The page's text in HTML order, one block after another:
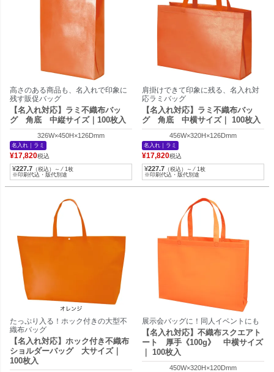
高さのある商品も、名入れで印象に
残す販促バッグ
【名入れ対応】ラミ不織布バッ
グ 角底 中縦サイズ｜100枚入
326W×450H×126Dmm
名入れ｜ラミ
¥17,820税込
¥227.7 （税込）～ ⁄ 1枚
※印刷代込・版代別途
肩掛けできて印象に残る、名入れ対
応ラミバッグ
【名入れ対応】ラミ不織布バッ
グ 角底 中横サイズ｜ 100枚入
456W×320H×126Dmm
名入れ｜ラミ
¥17,820税込
¥227.7 （税込）～ ⁄ 1枚
※印刷代込・版代別途
たっぷり入る！ホック付きの大型不
織布バッグ
【名入れ対応】ホック付き不織布
ショルダーバッグ 大サイズ｜
100枚入
展示会バッグに！同人イベントにも
【名入れ対応】不織布スクエアト
ート 厚手《100g》 中横サイズ
｜ 100枚入
450W×320H×120Dmm